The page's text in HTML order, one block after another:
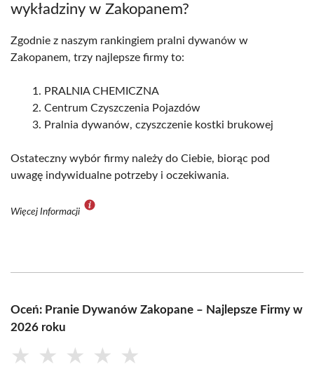
wykładziny w Zakopanem?
Zgodnie z naszym rankingiem pralni dywanów w
Zakopanem, trzy najlepsze firmy to:
PRALNIA CHEMICZNA
Centrum Czyszczenia Pojazdów
Pralnia dywanów, czyszczenie kostki brukowej
Ostateczny wybór firmy należy do Ciebie, biorąc pod
uwagę indywidualne potrzeby i oczekiwania.
Więcej Informacji
Oceń: Pranie Dywanów Zakopane – Najlepsze Firmy w
2026 roku
★ ★ ★ ★ ★